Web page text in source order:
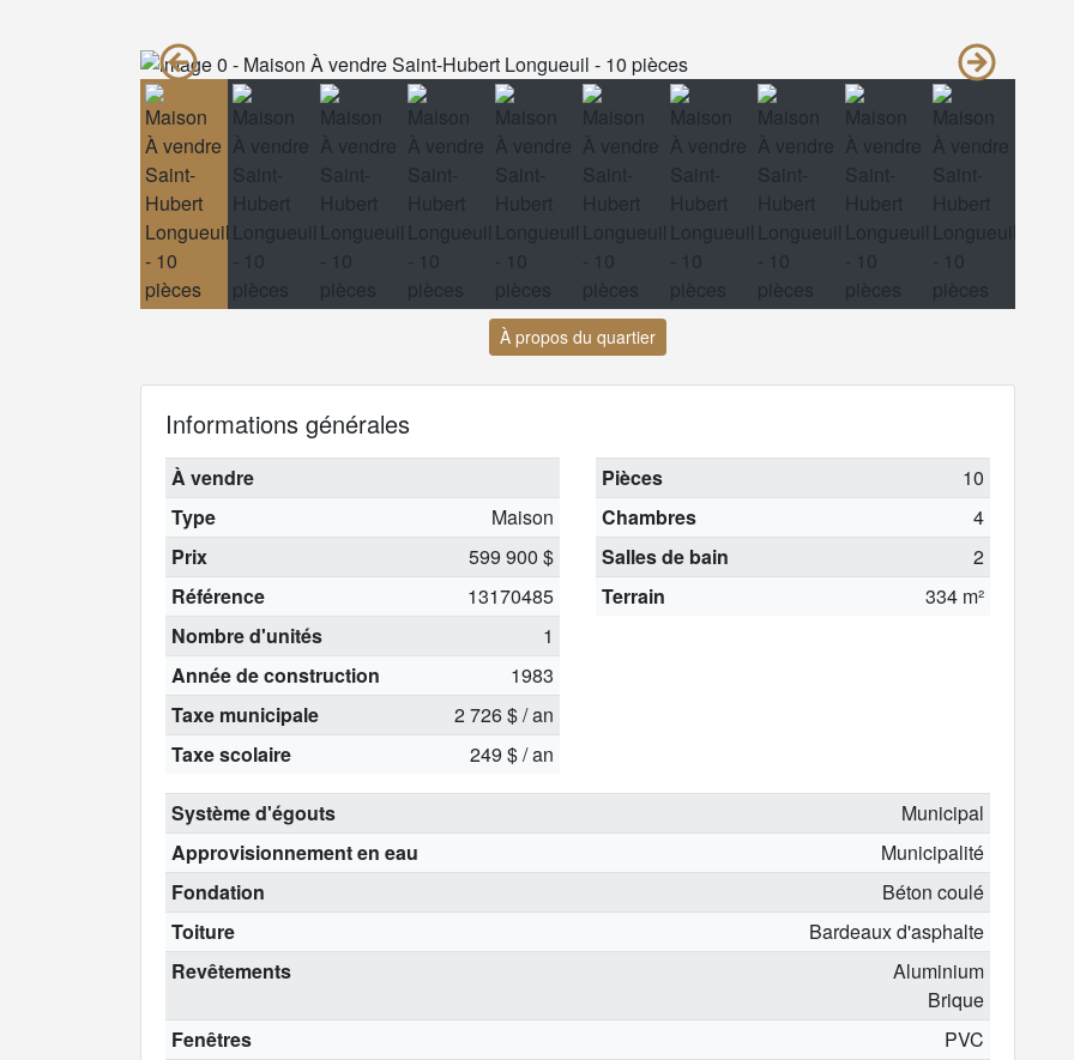
À propos du quartier
Informations générales
À vendre
Type
Maison
Prix
599 900 $
Référence
13170485
Nombre d'unités
1
Année de construction
1983
Taxe municipale
2 726 $ / an
Taxe scolaire
249 $ / an
Pièces
10
Chambres
4
Salles de bain
2
Terrain
334 m²
Système d'égouts
Municipal
Approvisionnement en eau
Municipalité
Fondation
Béton coulé
Toiture
Bardeaux d'asphalte
Revêtements
Aluminium
Brique
Fenêtres
PVC